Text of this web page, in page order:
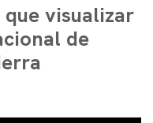
visualizar
de